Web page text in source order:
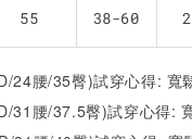
55 38-60
24腰/35臀)試穿心得: 寬
31腰/37.5臀)試穿心得: